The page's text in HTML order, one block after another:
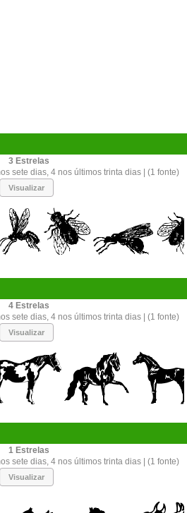
3
sete dias, 4 nos últimos trinta dias | (1 fonte)
Visualizar
4
sete dias, 4 nos últimos trinta dias | (1 fonte)
Visualizar
1
sete dias, 4 nos últimos trinta dias | (1 fonte)
Visualizar